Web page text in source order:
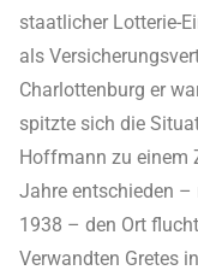
staatlicher Lotterie-
als
Charlottenburg er
spitzte sich die
Hoffmann zu einem
Jahre entschieden –
1938 – den Ort
Verwandten Gretes